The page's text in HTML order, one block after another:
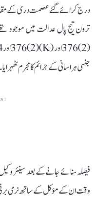
درج کرائے گئے عصمت دری کے مقدمہ
جنسی ہراسانی کے جرائم کا مجرم
فیصلہ سنائے جانے کے بعد سینئر